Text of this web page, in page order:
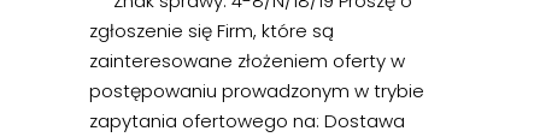
zgłoszenie się Firm, które są
zainteresowane złożeniem oferty w
postępowaniu prowadzonym w trybie
zapytania ofertowego na: Dostawa